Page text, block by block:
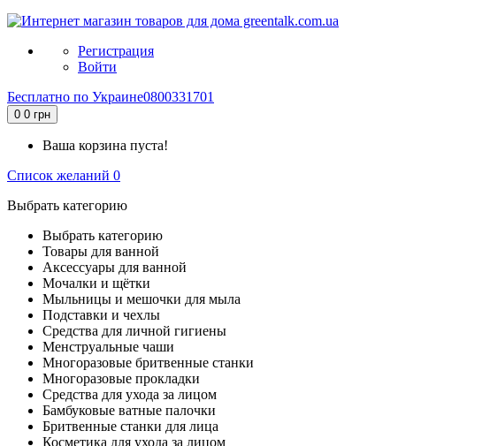
Регистрация
Войти
Бесплатно по Украине0800331701
0 0 грн
Ваша корзина пуста!
Список желаний 0
Выбрать категорию
Выбрать категорию
Товары для ванной
Аксессуары для ванной
Мочалки и щётки
Мыльницы и мешочки для мыла
Подставки и чехлы
Средства для личной гигиены
Менструальные чаши
Многоразовые бритвенные станки
Многоразовые прокладки
Средства для ухода за лицом
Бамбуковые ватные палочки
Бритвенные станки для лица
Косметика для ухода за лицом